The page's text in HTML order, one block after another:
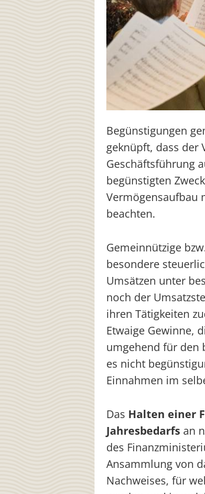
Begünstigungen
geknüpft, dass der
Geschäftsführung
begünstigten
Vermögensaufbau
beachten.
Gemeinnützige
besondere
Umsätzen unter
noch der
ihren Tätigkeiten
Etwaige Gewinne,
umgehend für den
es nicht
Einnahmen im
Das Halten einer
Jahresbedarfs an
des
Ansammlung von
Nachweises, für